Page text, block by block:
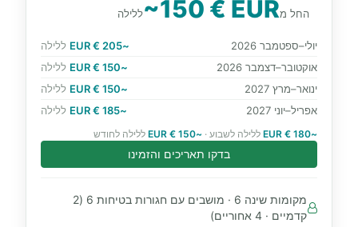
החל מ~150 € EURללילה
יולי–ספטמבר 2026 ~205 € EUR
ללילה
אוקטובר–דצמבר 2026
~150 € EUR
ללילה
ינואר–מרץ 2027
~150 € EUR
ללילה
אפריל–יוני 2027
~185 € EUR ללילה
~180 € EUR ללילה לשבוע · ~150 € EUR ללילה לחודש
בדקו תאריכים והזמינו
מקומות שינה 6 · מושבים עם חגורות בטיחות 6 (2
קדמיים · 4 אחוריים)